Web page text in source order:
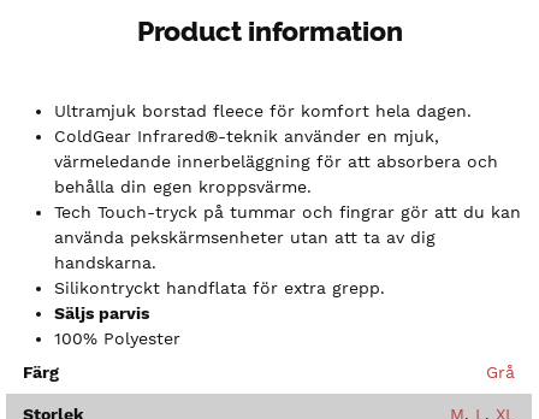
Product information
Ultramjuk borstad fleece för komfort hela dagen.
ColdGear Infrared®-teknik använder en mjuk,
värmeledande innerbeläggning för att absorbera och
behålla din egen kroppsvärme.
Tech Touch-tryck på tummar och fingrar gör att du kan
använda pekskärmsenheter utan att ta av dig
handskarna.
Silikontryckt handflata för extra grepp.
Säljs parvis
100% Polyester
Färg
Grå
Storlek M, L,XL